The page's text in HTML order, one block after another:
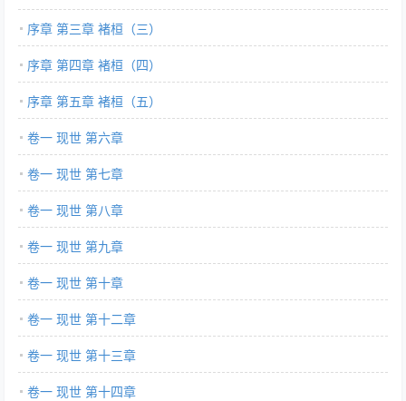
序章 第三章 褚桓（三）
序章 第四章 褚桓（四）
序章 第五章 褚桓（五）
卷一 现世 第六章
卷一 现世 第七章
卷一 现世 第八章
卷一 现世 第九章
卷一 现世 第十章
卷一 现世 第十二章
卷一 现世 第十三章
卷一 现世 第十四章